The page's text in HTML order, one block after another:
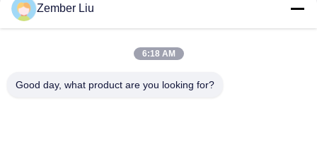
Наш информационный бюллетень
Zember Liu
6:18 AM
Good day, what product are you looking for?